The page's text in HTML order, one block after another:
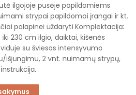
ilgojoje pusėje papildomiems
strypai papildomai įrangai ir kt.
palapinei uždaryti Komplektacija:
230 cm ilgio, daiktai, kišenės
su šviesos intensyvumo
išjungimu, 2 vnt. nuimamų strypų,